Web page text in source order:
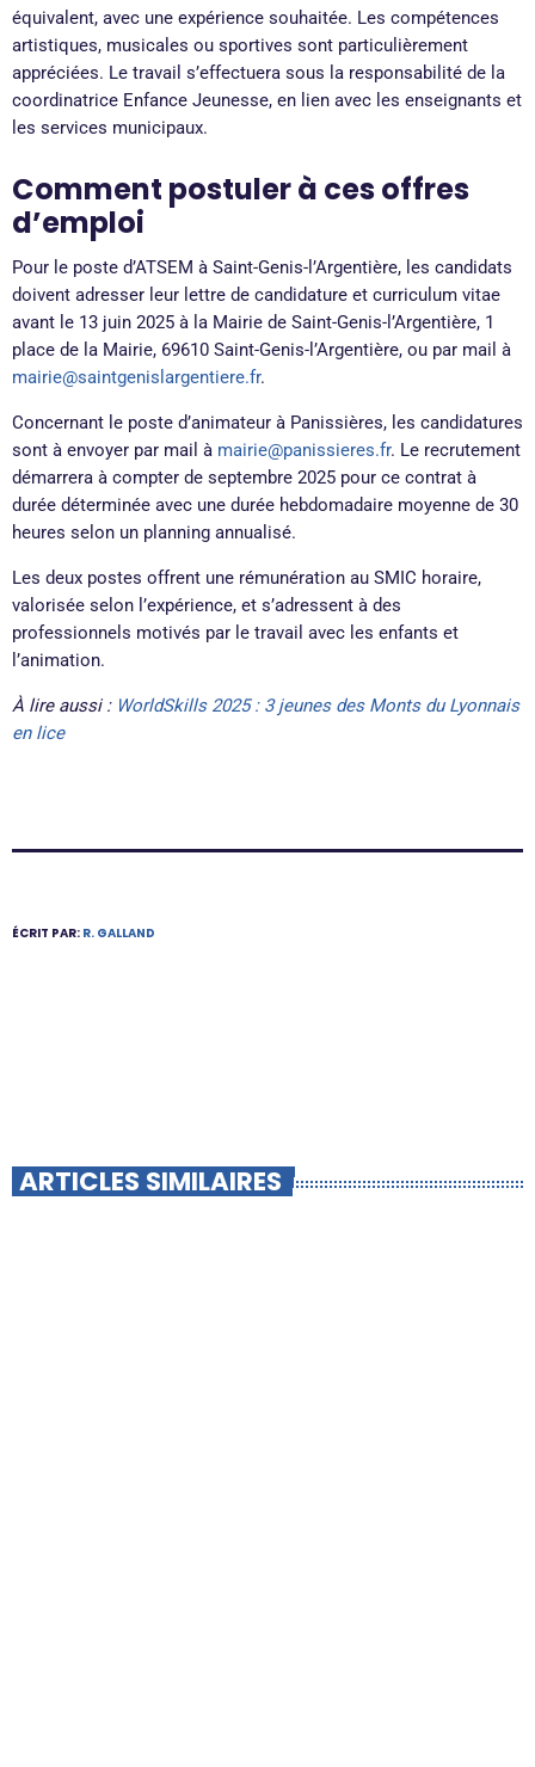
équivalent, avec une expérience souhaitée. Les compétences
artistiques, musicales ou sportives sont particulièrement
appréciées. Le travail s’effectuera sous la responsabilité de la
coordinatrice Enfance Jeunesse, en lien avec les enseignants et
les services municipaux.
Comment postuler à ces offres
d’emploi
Pour le poste d’ATSEM à Saint-Genis-l’Argentière, les candidats
doivent adresser leur lettre de candidature et curriculum vitae
avant le 13 juin 2025 à la Mairie de Saint-Genis-l’Argentière, 1
place de la Mairie, 69610 Saint-Genis-l’Argentière, ou par mail à
mairie@saintgenislargentiere.fr.
Concernant le poste d’animateur à Panissières, les candidatures
sont à envoyer par mail à mairie@panissieres.fr. Le recrutement
démarrera à compter de septembre 2025 pour ce contrat à
durée déterminée avec une durée hebdomadaire moyenne de 30
heures selon un planning annualisé.
Les deux postes offrent une rémunération au SMIC horaire,
valorisée selon l’expérience, et s’adressent à des
professionnels motivés par le travail avec les enfants et
l’animation.
À lire aussi : WorldSkills 2025 : 3 jeunes des Monts du Lyonnais
en lice
ÉCRIT PAR: R. GALLAND
ARTICLES SIMILAIRES